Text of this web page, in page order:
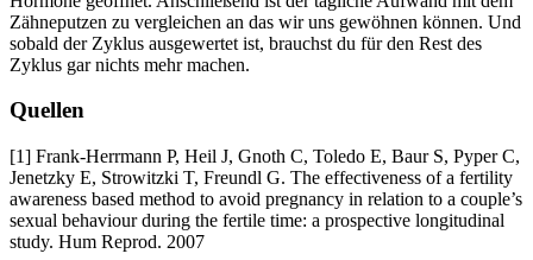
Zähneputzen zu vergleichen an das wir uns gewöhnen können. Und
sobald der Zyklus ausgewertet ist, brauchst du für den Rest des
Zyklus gar nichts mehr machen.
Quellen
[1] Frank-Herrmann P, Heil J, Gnoth C, Toledo E, Baur S, Pyper C,
Jenetzky E, Strowitzki T, Freundl G. The effectiveness of a fertility
awareness based method to avoid pregnancy in relation to a couple’s
sexual behaviour during the fertile time: a prospective longitudinal
study. Hum Reprod. 2007